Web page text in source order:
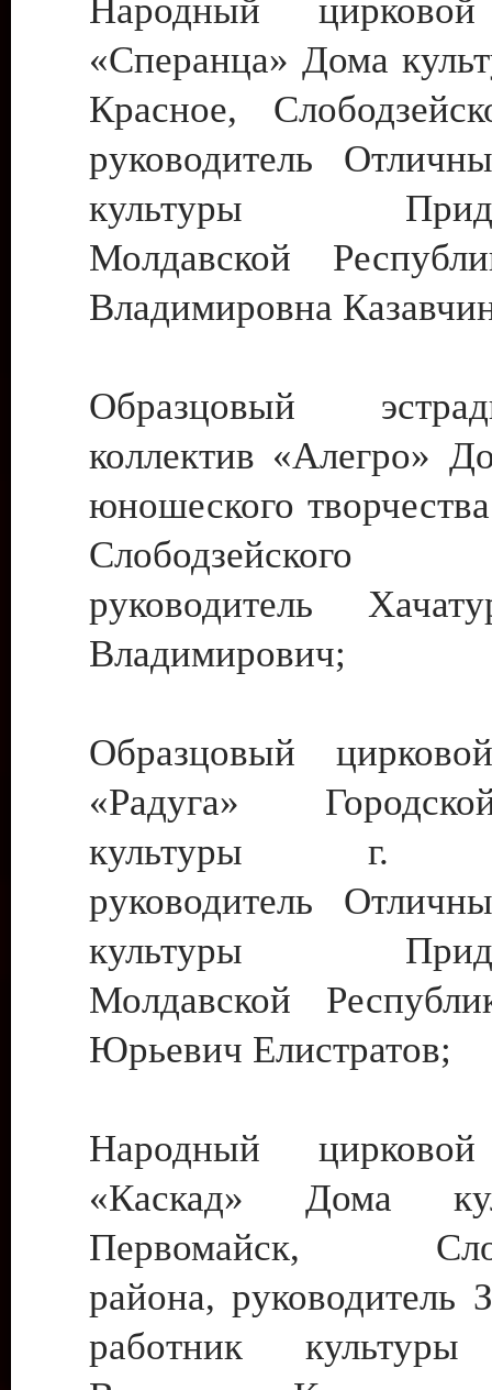
Народный цирковой
«Сперанца» Дома
Красное,
руководитель
культуры
Молдавской
Владимировна
Образцовый
коллектив «Алегро»
юношеского
руководитель
Владимирович;
Образцовый
«Радуга»
культуры г.
руководитель
культуры
Молдавской
Юрьевич Елистратов;
Народный цирковой
«Каскад» Дома
Первомайск,
района, руководитель
работник культуры